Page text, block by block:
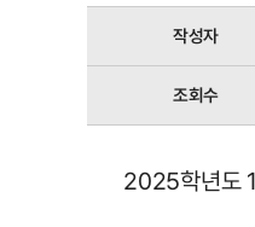
작성자
조회수
2025학년도